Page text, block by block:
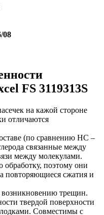
08
FS 3119313S
на кажой стороне
отличаются
(по сравнению HC –
связанные между
между молекулами.
поэтому они
повторяющиеся сжатия и
трещин.
твердой поверхности
Совместимы с